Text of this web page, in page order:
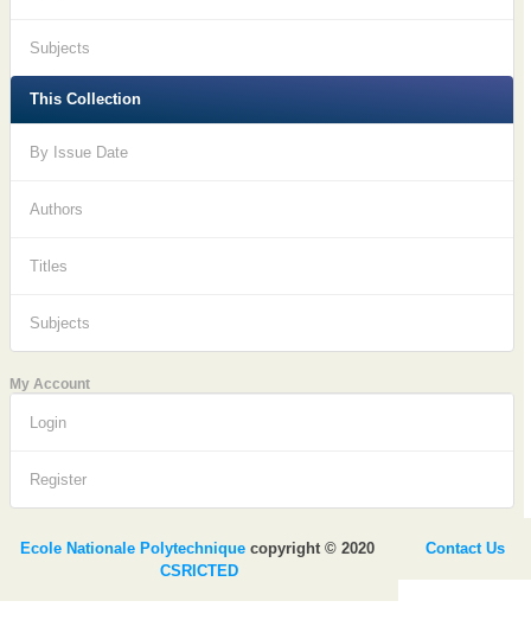
Subjects
This Collection
By Issue Date
Authors
Titles
Subjects
My Account
Login
Register
Ecole Nationale Polytechniquecopyright © 2020
CSRICTED
Contact Us